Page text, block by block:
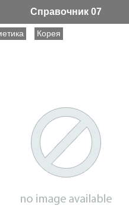
Справочник 07
Корея